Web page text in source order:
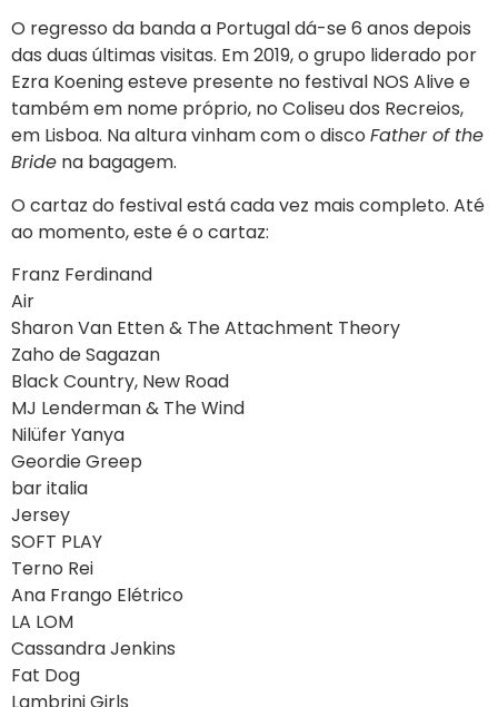
O regresso da banda a Portugal dá-se 6 anos depois
das duas últimas visitas. Em 2019, o grupo liderado por
Ezra Koening esteve presente no festival NOS Alive e
também em nome próprio, no Coliseu dos Recreios,
em Lisboa. Na altura vinham com o disco Father of the
Bride na bagagem.
O cartaz do festival está cada vez mais completo. Até
ao momento, este é o cartaz:
Franz Ferdinand
Air
Sharon Van Etten & The Attachment Theory
Zaho de Sagazan
Black Country, New Road
MJ Lenderman & The Wind
Nilüfer Yanya
Geordie Greep
bar italia
Jersey
SOFT PLAY
Terno Rei
Ana Frango Elétrico
LA LOM
Cassandra Jenkins
Fat Dog